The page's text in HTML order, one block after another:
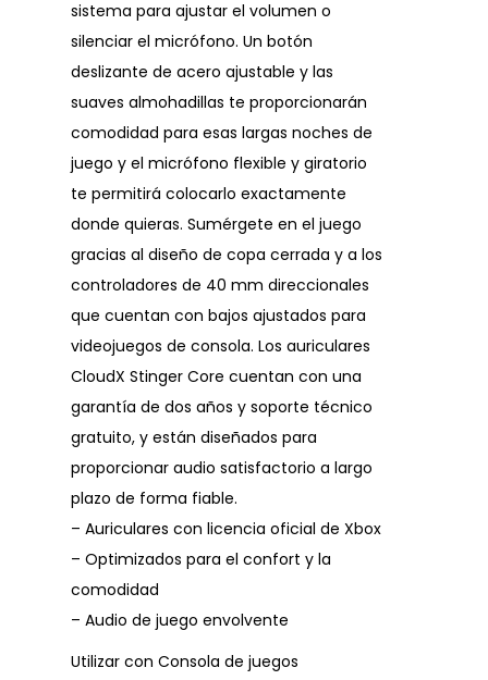
sistema para ajustar el volumen o
silenciar el micrófono. Un botón
deslizante de acero ajustable y las
suaves almohadillas te proporcionarán
comodidad para esas largas noches de
juego y el micrófono flexible y giratorio
te permitirá colocarlo exactamente
donde quieras. Sumérgete en el juego
gracias al diseño de copa cerrada y a los
controladores de 40 mm direccionales
que cuentan con bajos ajustados para
videojuegos de consola. Los auriculares
CloudX Stinger Core cuentan con una
garantía de dos años y soporte técnico
gratuito, y están diseñados para
proporcionar audio satisfactorio a largo
plazo de forma fiable.
– Auriculares con licencia oficial de Xbox
– Optimizados para el confort y la
comodidad
– Audio de juego envolvente
Utilizar con Consola de juegos